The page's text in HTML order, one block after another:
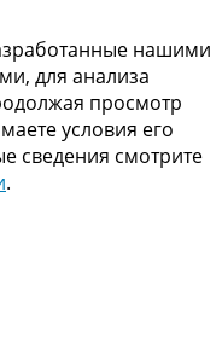
нашими
для анализа
просмотр
условия его
сведения смотрите
.